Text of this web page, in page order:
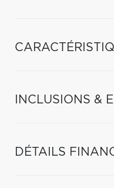
INCLUSIONS &
DÉTAILS